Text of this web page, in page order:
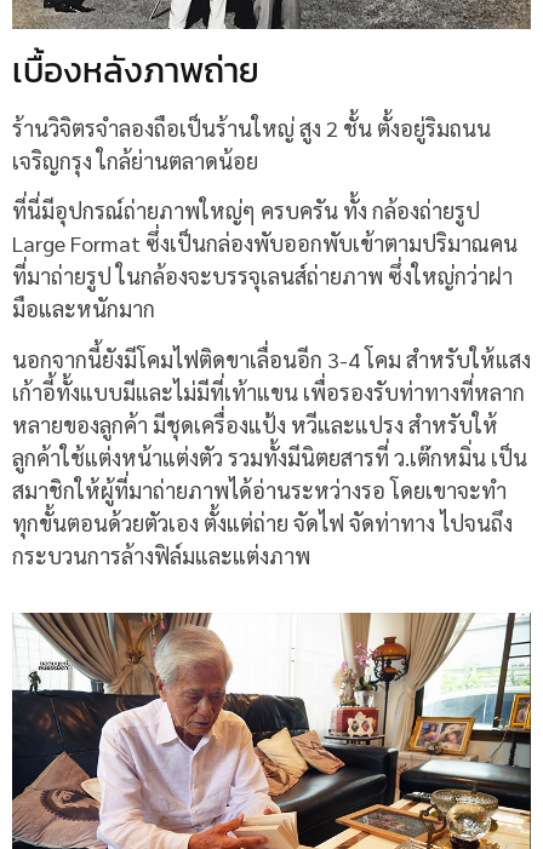
เบื้องหลังภาพถ่าย
ร้านวิจิตรจำลองถือเป็นร้านใหญ่ สูง 2 ชั้น ตั้งอยู่ริมถนน
เจริญกรุง ใกล้ย่านตลาดน้อย
ที่นี่มีอุปกรณ์ถ่ายภาพใหญ่ๆ ครบครัน ทั้ง กล้องถ่ายรูป
Large Format ซึ่งเป็นกล่องพับออกพับเข้าตามปริมาณคน
ที่มาถ่ายรูป ในกล้องจะบรรจุเลนส์ถ่ายภาพ ซึ่งใหญ่กว่าฝา
มือและหนักมาก
นอกจากนี้ยังมีโคมไฟติดขาเลื่อนอีก 3-4โคม สำหรับให้แสง
เก้าอี้ทั้งแบบมีและไม่มีที่เท้าแขน เพื่อรองรับท่าทางที่หลาก
หลายของลูกค้า มีชุดเครื่องแป้ง หวีและแปรง สำหรับให้
ลูกค้าใช้แต่งหน้าแต่งตัว รวมทั้งมีนิตยสารที่ ว.เต๊กหมิ่น เป็น
สมาชิกให้ผู้ที่มาถ่ายภาพได้อ่านระหว่างรอ โดยเขาจะทำ
ทุกขั้นตอนด้วยตัวเอง ตั้งแต่ถ่าย จัดไฟ จัดท่าทาง ไปจนถึง
กระบวนการล้างฟิล์มและแต่งภาพ